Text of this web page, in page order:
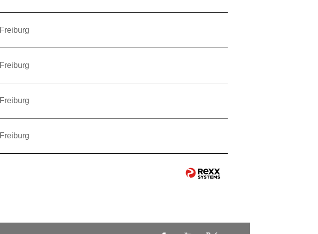
Freiburg
Freiburg
Freiburg
Freiburg